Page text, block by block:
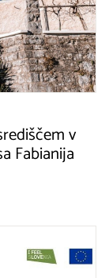
v
Fabianija